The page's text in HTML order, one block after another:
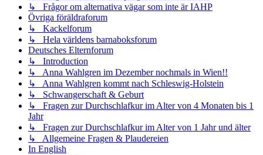
↳ Frågor om alternativa vägar som inte är IAHP
Övriga föräldraforum
↳ Kackelforum
↳ Hela världens barnaboksforum
Deutsches Elternforum
↳ Introduction
↳ Anna Wahlgren im Dezember nochmals in Wien!!
↳ Anna Wahlgren kommt nach Schleswig-Holstein
↳ Schwangerschaft & Geburt
↳ Fragen zur Durchschlafkur im Alter von 4 Monaten bis 1
Jahr
↳ Fragen zur Durchschlafkur im Alter von 1 Jahr und älter
↳ Allgemeine Fragen & Plaudereien
In English